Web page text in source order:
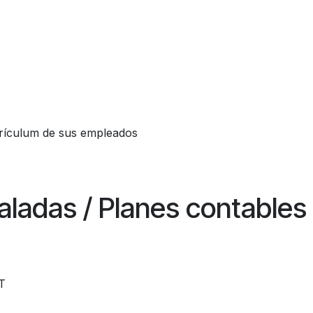
de sus empleados
/ Planes contables